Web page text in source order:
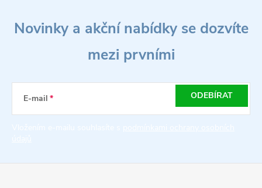
d
p
í
Novinky a akční nabídky se dozvíte
mezi prvními
E-mail ODEBÍRAT